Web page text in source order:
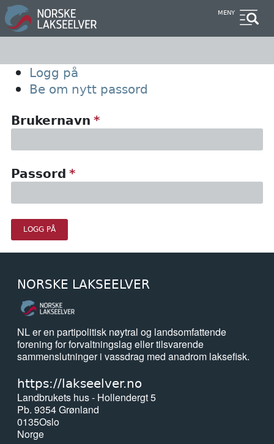
Hopp
til
hovedinnhold
MENY
Primary
tabs
Logg på
Be om nytt passord
Brukernavn
Passord
NORSKE LAKSEELVER
NL er en partipolitisk nøytral og landsomfattende
forening for forvaltningslag eller tilsvarende
sammenslutninger i vassdrag med anadrom laksefisk.
https://lakseelver.no
Landbrukets hus - Hollendergt 5
Pb. 9354 Grønland
0135Oslo
Norge